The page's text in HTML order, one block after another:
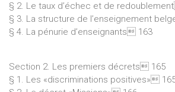
§ 2. Le taux d’échec et de
§ 3. La structure de l’enseignement
§ 4. La pénurie d’enseignants 163
Section 2. Les premiers décrets 165
§ 1. Les «discriminations positives»